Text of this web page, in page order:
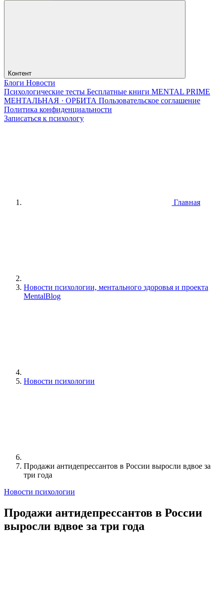
Контент
Блоги Новости
Психологические тесты Бесплатные книги MENTAL PRIME
МЕНТАЛЬНАЯ · ОРБИТА Пользовательское соглашение
Политика конфиденциальности
Записаться к психологу
Главная
Новости психологии, ментального здоровья и проекта
MentalBlog
Новости психологии
Продажи антидепрессантов в России выросли вдвое за
три года
Новости психологии
Продажи антидепрессантов в России
выросли вдвое за три года